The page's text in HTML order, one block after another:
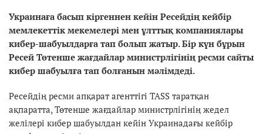
Украинаға басып кіргеннен кейін Ресейдің кейбір
мемлекеттік мекемелері мен ұлттық компаниялары
кибер-шабуылдарға тап болып жатыр. Бір күн бұрын
Ресей Төтенше жағдайлар министрлігінің ресми сайты
кибер шабуылға тап болғанын мәлімдеді.
Ресейдің ресми апқарат агенттігі ТАSS таратқан
ақпаратта, Төтенше жағдайлар министрлігінің жедел
желілері кибер шабуылдан кейін Украинадағы кейбір